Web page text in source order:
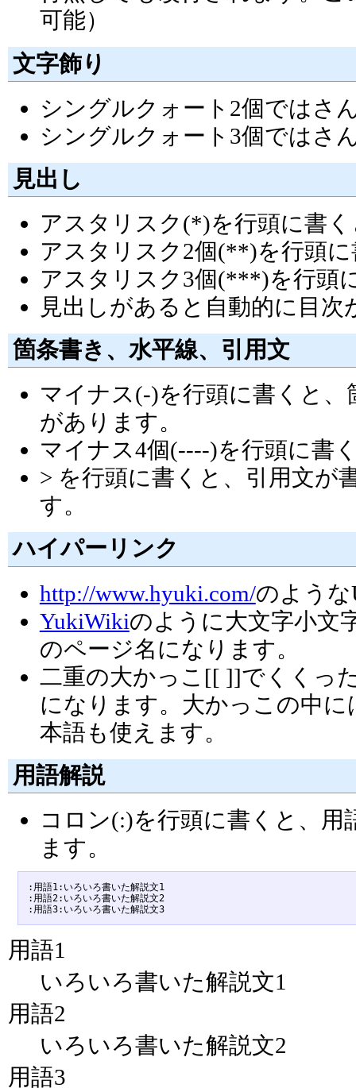
可能）
文字飾り
シングルクォート2個ではさ
シングルクォート3個ではさ
見出し
アスタリスク(*)を行頭に書
アスタリスク2個(**)を行頭
アスタリスク3個(***)を行頭
見出しがあると自動的に目次
箇条書き、水平線、引用文
マイナス(-)を行頭に書くと
があります。
マイナス4個(----)を行頭に書
> を行頭に書くと、引用文が
す。
ハイパーリンク
http://www.hyuki.com/のよう
YukiWikiのように大文字小文
のページ名になります。
二重の大かっこ[[ ]]でくくっ
になります。大かっこの中
本語も使えます。
用語解説
コロン(:)を行頭に書くと、
ます。
:用語1:いろいろ書いた解説文1
:用語2:いろいろ書いた解説文2
:用語3:いろいろ書いた解説文3
用語1
いろいろ書いた解説文1
用語2
いろいろ書いた解説文2
用語3